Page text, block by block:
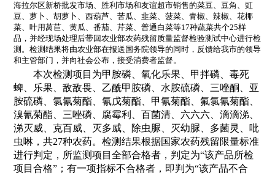
海拉尔区新桥批发市场、胜利市场和友谊超市销售的菜豆、豆角、豇
豆、萝卜、胡萝卜、西葫芦、苦瓜、韭菜、菠菜、青椒、辣椒、花椰
菜、叶用莴苣、黄瓜、番茄、芹菜、普通白菜等17种蔬菜共个25样
品，并经现场处理后带回农业部农药残留质量监督检验测试中心进行检
测。检测结果将由农业部在报送国务院领导的同时，反馈给我市的领导
和主管部门，并向社会公布，接受消费者监督。
本次检测项目为甲胺磷、氧化乐果、甲拌磷、毒死
蜱、乐果、敌敌畏、乙酰甲胺磷、水胺硫磷、三唑酮、亚
胺硫磷、氯氰菊酯、氰戊菊酯、甲氰菊酯、氟氯氰菊酯、
溴氰菊酯、三唑磷、腐霉利、百菌清、六六六、滴滴涕、
涕灭威、克百威、灭多威、除虫脲、灭幼脲、多菌灵、吡
虫啉，共27种农药。检测结果根据国家农药残留限量标准
进行判定，所监测项目全部合格者，判定为“该产品所检
项目合格”；有一项指标不合格者，即判为“该产品不合